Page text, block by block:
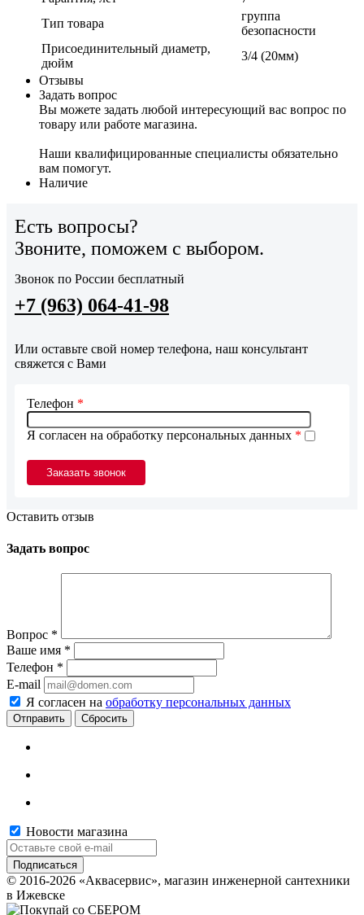
Тип товара
группа
безопасности
Присоединительный диаметр,
дюйм
3/4 (20мм)
Отзывы
Задать вопрос
Вы можете задать любой интересующий вас вопрос по
товару или работе магазина.
Наши квалифицированные специалисты обязательно
вам помогут.
Наличие
Есть вопросы?
Звоните, поможем с выбором.
Звонок по России бесплатный
+7 (963) 064-41-98
Или оставьте свой номер телефона, наш консультант
свяжется с Вами
Я согласен на обработку персональных данных *
Телефон *
Оставить отзыв
Задать вопрос
Вопрос *
Ваше имя *
Телефон *
E-mail
Я согласен на обработку персональных данных
Сбросить
Новости магазина
© 2016-2026 «Аквасервис», магазин инженерной сантехники
в Ижевске